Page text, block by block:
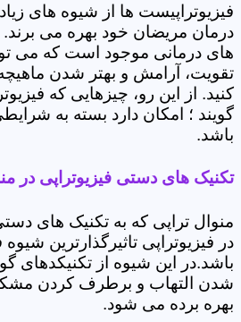
فیزیوتراپیست ها از شیوه های
درمان مریضان خود بهره می
های درمانی موجود است که می
تقویت، آرامش و بهتر شدن
کنید. از این رو، چیزهایی که
گویند ؛ امکان دارد بسته به
باشد.
تکنیک های دستی فیزیوتراپی در
منوال تراپی که به تکنیک های
در فیزیوتراپی تاثیرگذارترین
باشد.در این شیوه از تکنیکدهای
شدن التهاب و برطرف کردن
بهره برده می شود.